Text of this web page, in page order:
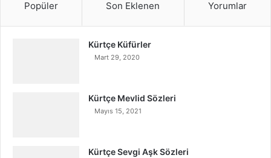
Popüler Son Eklenen Yorumlar
Kürtçe Küfürler
Mart 29, 2020
Kürtçe Mevlid Sözleri
Mayıs 15, 2021
Kürtçe Sevgi Aşk Sözleri